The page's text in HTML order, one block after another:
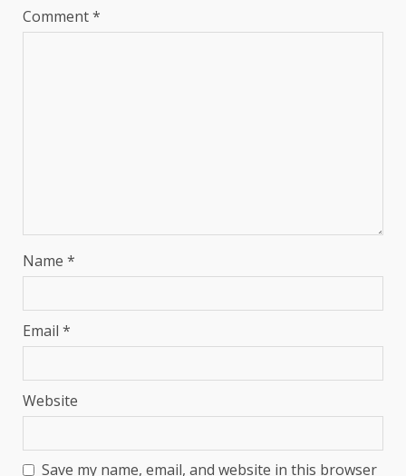
Comment*
Name *
Email *
Website
Save my name, email, and website in this browser